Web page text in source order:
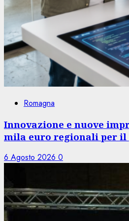
Romagna
Innovazione e nuove
mila euro regionali per il
6 Agosto 2026 0